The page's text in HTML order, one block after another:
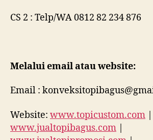
CS 2 : Telp/WA 0812 82 234 876
Melalui email atau website:
Email :
Website: www.topicustom.com |
www.jualtopibagus.com |